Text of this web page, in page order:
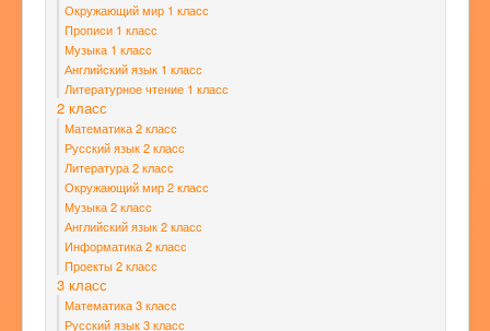
Окружающий мир 1 класс
Прописи 1 класс
Музыка 1 класс
Английский язык 1 класс
Литературное чтение 1 класс
2 класс
Математика 2 класс
Русский язык 2 класс
Литература 2 класс
Окружающий мир 2 класс
Музыка 2 класс
Английский язык 2 класс
Информатика 2 класс
Проекты 2 класс
3 класс
Математика 3 класс
Русский язык 3 класс